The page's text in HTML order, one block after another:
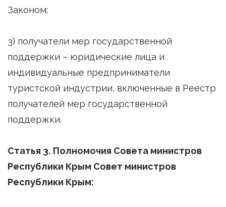
Законом;
3) получатели мер государственной
поддержки – юридические лица и
индивидуальные предприниматели
туристской индустрии, включенные в Реестр
получателей мер государственной
поддержки.
Статья 3. Полномочия Совета министров
Республики Крым Совет министров
Республики Крым: